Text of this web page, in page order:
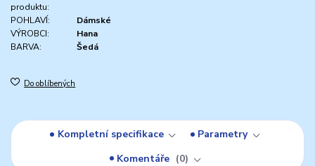
produktu:
POHLAVÍ:
Dámské
VÝROBCI:
Hana
BARVA:
Šedá
Do oblíbených
Kompletní specifikace
Parametry
Komentáře
0